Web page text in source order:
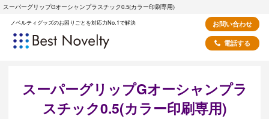
スーパーグリップGオーシャンプラスチック0.5(カラー印刷専用)
ノベルティグッズのお困りごとを対応力No.1で解決
お問い合わせ
電話する
スーパーグリップGオーシャンプラ
スチック0.5(カラー印刷専用)